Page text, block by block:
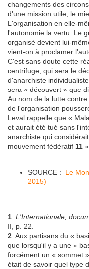
changements des
d'une mission utile, le
L'organisation en elle-
l'autonomie la vertu. Le
organisé devient lui-
vient-on à proclamer
C'est sans doute cette
centrifuge, qui sera le
d'anarchiste
sera « découvert » que
Au nom de la lutte
de l'organisation
Leval rappelle que «
et aurait été tué sans
anarchiste qui
mouvement fédératif 11
SOURCE : Le
2015)
1 L'Internationale,
II, p. 22.
2 . Aux partisans du «
que lorsqu'il y a une «
forcément un « sommet
était de savoir quel type